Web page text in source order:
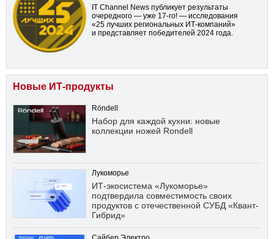
IT Channel News публикует результаты
очередного — уже 17-го! — исследования
«25 лучших региональных ИТ-компаний»
и представляет победителей 2024 года.
Новые ИТ-продукты
Röndell
Набор для каждой кухни: новые
коллекции ножей Rondell
Лукоморье
ИТ-экосистема «Лукоморье»
подтвердила совместимость своих
продуктов с отечественной СУБД «Квант-
Гибрид»